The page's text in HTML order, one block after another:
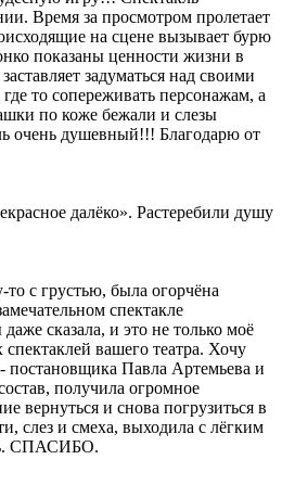
Время за просмотром пролетает
на сцене вызывает бурю
показаны ценности жизни в
задуматься над своими
то сопереживать персонажам, а
по коже бежали и слезы
очень душевный!!! Благодарю от
далёко». Растеребили душу
с грустью, была огорчёна
спектакле
сказала, и это не только моё
вашего театра. Хочу
постановщика Павла Артемьева и
получила огромное
вернуться и снова погрузиться в
слез и смеха, выходила с лёгким
СПАСИБО.